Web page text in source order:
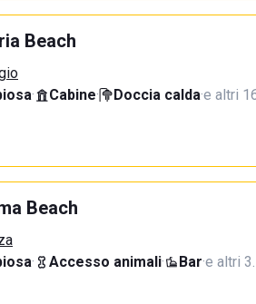
Beach
· Cabine· Doccia calda·e altri
Beach
· Accesso animali· Bar·e altri